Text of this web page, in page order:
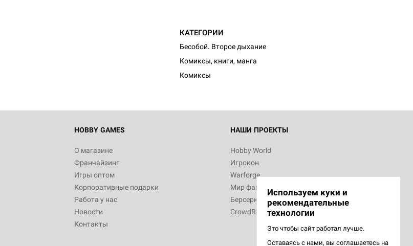
КАТЕГОРИИ
Бесобой. Второе дыхание
Комиксы, книги, манга
Комиксы
HOBBY GAMES
О магазине
Франчайзинг
Игры оптом
Корпоративные подарки
Работа у нас
Новости
Контакты
НАШИ ПРОЕКТЫ
Hobby World
Игрокон
Warforge
Мир фантастики
Берсерк
CrowdRepublic
Используем куки и
рекомендательные
технологии
Это чтобы сайт работал лучше.
Оставаясь с нами, вы соглашаетесь на